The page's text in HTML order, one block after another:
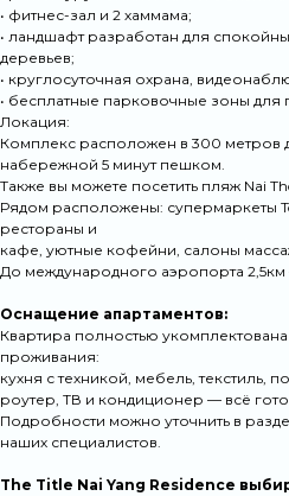
• фитнес-зал и 2 хаммама;
• ландшафт разработан для
деревьев;
• круглосуточная охрана,
• бесплатные парковочные зоны
Локация:
Комплекс расположен в 300 метров
набережной 5 минут пешком.
Также вы можете посетить пляж Nai
Рядом расположены: супермаркеты
рестораны и
кафе, уютные кофейни, салоны
До международного аэропорта
Оснащение апартаментов:
Квартира полностью
проживания:
кухня с техникой, мебель, текстиль,
роутер, ТВ и кондиционер — всё
Подробности можно уточнить в
наших специалистов.
The Title Nai Yang Residence